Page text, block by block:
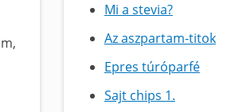
Mi a stevia?
Az aszpartam-titok
Epres túróparfé
Sajt chips 1.